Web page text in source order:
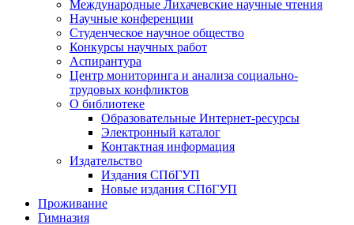
Международные Лихачевские научные чтения
Научные конференции
Студенческое научное общество
Конкурсы научных работ
Аспирантура
Центр мониторинга и анализа социально-
трудовых конфликтов
О библиотеке
Образовательные Интернет-ресурсы
Электронный каталог
Контактная информация
Издательство
Издания СПбГУП
Новые издания СПбГУП
Проживание
Гимназия